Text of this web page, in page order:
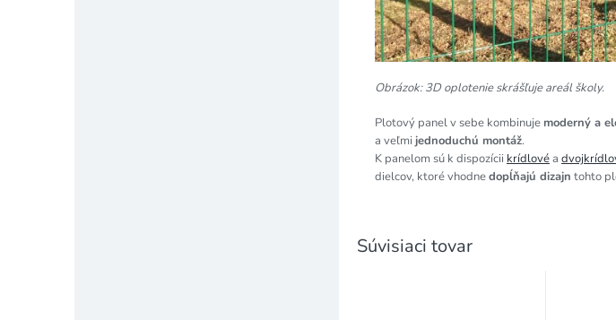
Obrázok: 3D oplotenie skrášľuje areál školy.
Plotový panel v sebe kombinuje moderný a
a veľmi jednoduchú montáž.
K panelom sú k dispozícii krídlovéa
dielcov, ktoré vhodnedopĺňajú dizajn tohto
Súvisiaci tovar